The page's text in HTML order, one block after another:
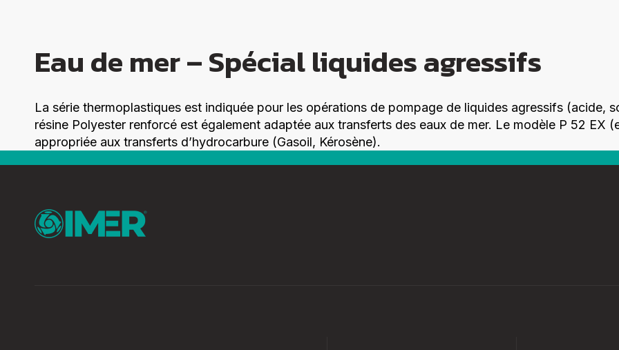
Eau de mer – Spécial liquides agressifs
La série thermoplastiques est indiquée pour les opérations de pompage de liquides agressifs (acide,
résine Polyester renforcé est également adaptée aux transferts des eaux de mer. Le modèle P 52 EX
appropriée aux transferts d’hydrocarbure (Gasoil, Kérosène).